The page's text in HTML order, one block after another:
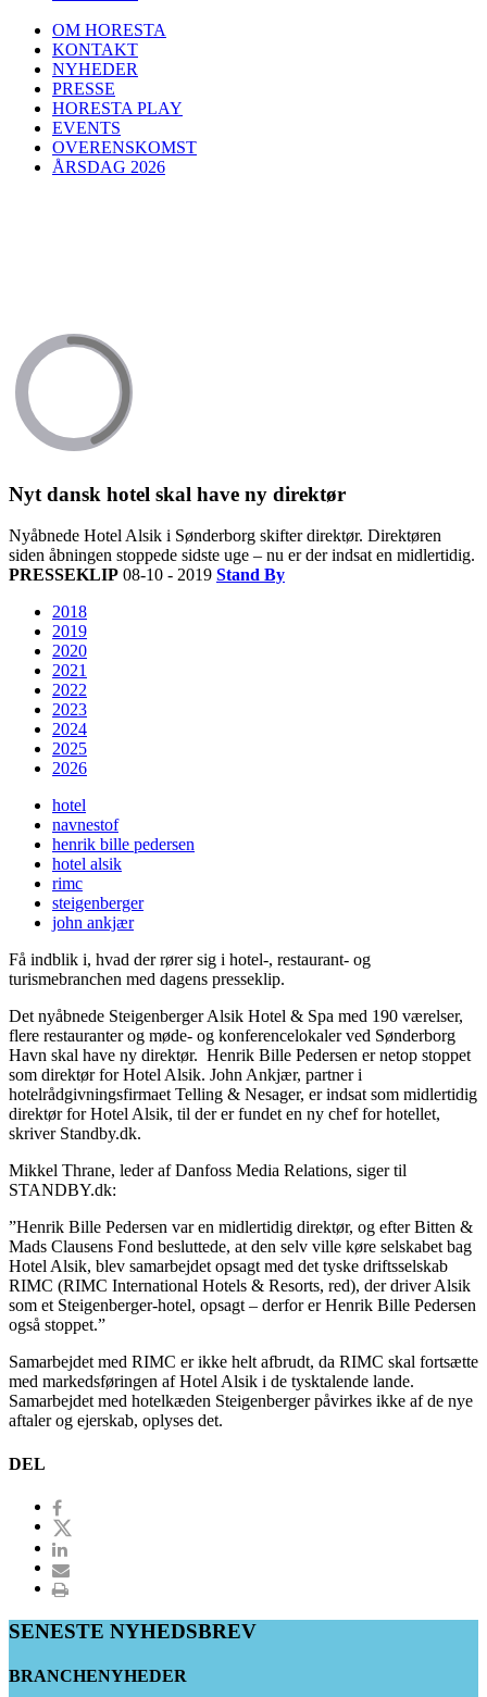
OM HORESTA
KONTAKT
NYHEDER
PRESSE
HORESTA PLAY
EVENTS
OVERENSKOMST
ÅRSDAG 2026
Nyt dansk hotel skal have ny direktør
Nyåbnede Hotel Alsik i Sønderborg skifter direktør. Direktøren
siden åbningen stoppede sidste uge – nu er der indsat en midlertidig.
PRESSEKLIP 08-10 - 2019 Stand By
2018
2019
2020
2021
2022
2023
2024
2025
2026
hotel
navnestof
henrik bille pedersen
hotel alsik
rimc
steigenberger
john ankjær
Få indblik i, hvad der rører sig i hotel-, restaurant- og
turismebranchen med dagens presseklip.
Det nyåbnede Steigenberger Alsik Hotel & Spa med 190 værelser,
flere restauranter og møde- og konferencelokaler ved Sønderborg
Havn skal have ny direktør. Henrik Bille Pedersen er netop stoppet
som direktør for Hotel Alsik. John Ankjær, partner i
hotelrådgivningsfirmaet Telling & Nesager, er indsat som midlertidig
direktør for Hotel Alsik, til der er fundet en ny chef for hotellet,
skriver Standby.dk.
Mikkel Thrane, leder af Danfoss Media Relations, siger til
STANDBY.dk:
”Henrik Bille Pedersen var en midlertidig direktør, og efter Bitten &
Mads Clausens Fond besluttede, at den selv ville køre selskabet bag
Hotel Alsik, blev samarbejdet opsagt med det tyske driftsselskab
RIMC (RIMC International Hotels & Resorts, red), der driver Alsik
som et Steigenberger-hotel, opsagt – derfor er Henrik Bille Pedersen
også stoppet.”
Samarbejdet med RIMC er ikke helt afbrudt, da RIMC skal fortsætte
med markedsføringen af Hotel Alsik i de tysktalende lande.
Samarbejdet med hotelkæden Steigenberger påvirkes ikke af de nye
aftaler og ejerskab, oplyses det.
DEL
SENESTE NYHEDSBREV
BRANCHENYHEDER